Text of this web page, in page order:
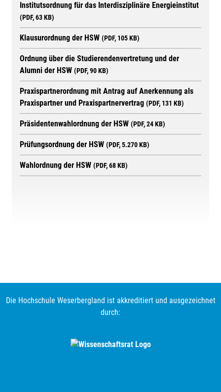
Institutsordnung für das Interdisziplinäre Energieinstitut
(PDF, 63 KB)
Klausurordnung der HSW (PDF, 105 KB)
Ordnung über die Studierendenvertretung und der
Alumni der HSW (PDF, 90 KB)
Praxispartnerordnung mit Antrag auf Anerkennung als
Praxispartner und Praxispartnervertrag (PDF, 131 KB)
Präsidentenwahlordnung der HSW (PDF, 24 KB)
Prüfungsordnung der HSW (PDF, 5.270 KB)
Wahlordnung der HSW (PDF, 68 KB)
Die Hochschule Weserbergland ist akkreditiert und ausgezeichnet
durch: